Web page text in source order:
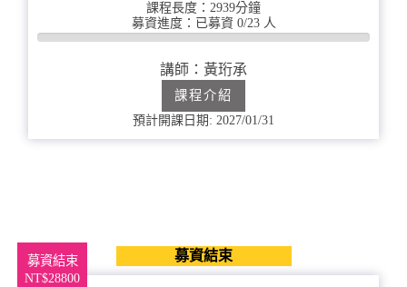
課程長度：2939分鐘
募資進度：已募資 0/23 人
0%
講師：黃珩承
課程介紹
預計開課日期: 2027/01/31
募資結束
NT$28800
募資結束